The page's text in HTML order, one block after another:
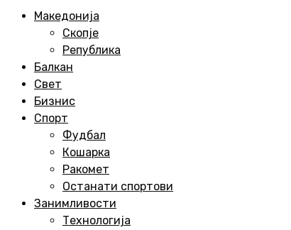
Македонија
Скопје
Република
Балкан
Свет
Бизнис
Спорт
Фудбал
Кошарка
Ракомет
Останати спортови
Занимливости
Технологија